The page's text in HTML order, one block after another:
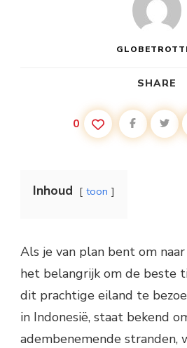
SHARE
0
Inhoud toon
Als je van plan bent om
het belangrijk om de beste
dit prachtige eiland te
in Indonesië, staat bekend
adembenemende stranden,